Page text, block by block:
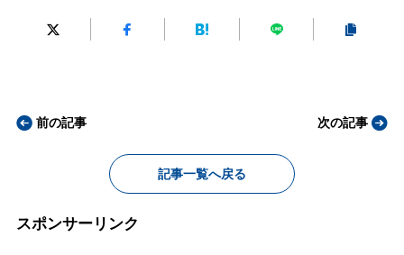
前の記事
記事一覧へ戻る
次の記事
スポンサーリンク